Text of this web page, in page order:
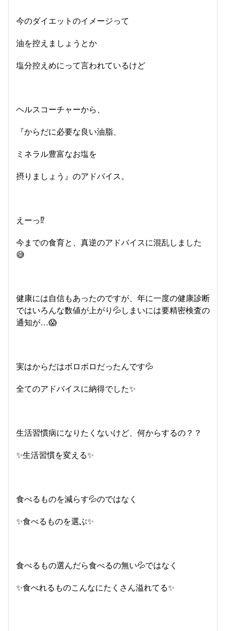
今のダイエットのイメージって
油を控えましょうとか
塩分控えめにって言われているけど
ヘルスコーチャーから、
『からだに必要な良い油脂、
ミネラル豊富なお塩を
摂りましょう』のアドバイス。
えーっ⁉️
今までの食育と、真逆のアドバイスに混乱しました
😅
健康には自信もあったのですが、年に一度の健康診断
ではいろんな数値が上がり💦しまいには要精密検査の
通知が…😱
実はからだはボロボロだったんです💦
全てのアドバイスに納得でした✨
生活習慣病になりたくないけど、何からするの？？
✨生活習慣を変える✨
食べるものを減らす💦のではなく
✨食べるものを選ぶ✨
食べるもの選んだら食べるの無い💦ではなく
✨食べれるものこんなにたくさん溢れてる✨